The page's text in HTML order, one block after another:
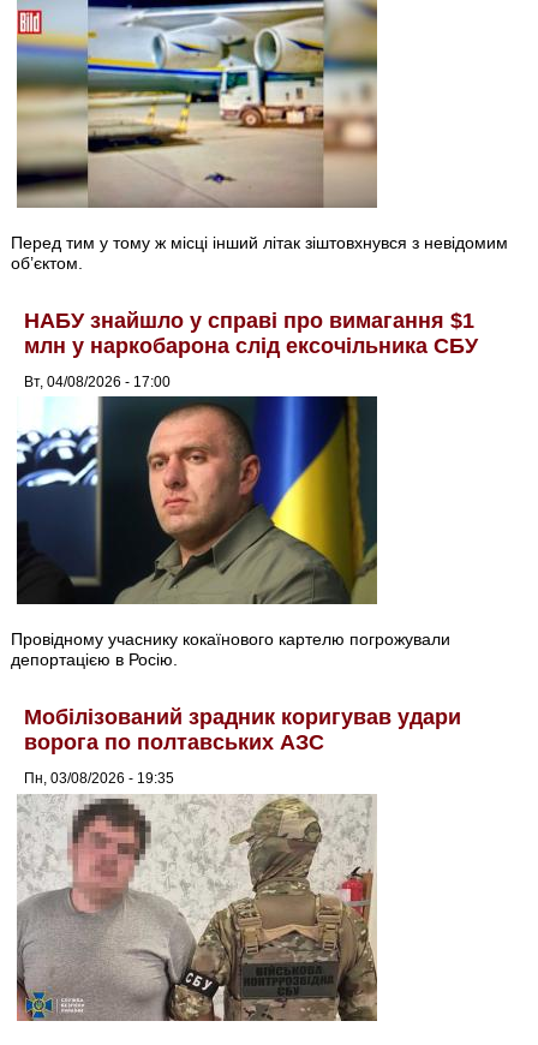
Перед тим у тому ж місці інший літак зіштовхнувся з невідомим
об’єктом.
НАБУ знайшло у справі про вимагання $1
млн у наркобарона слід ексочільника СБУ
Вт, 04/08/2026 - 17:00
Провідному учаснику кокаїнового картелю погрожували
депортацією в Росію.
Мобілізований зрадник коригував удари
ворога по полтавських АЗС
Пн, 03/08/2026 - 19:35